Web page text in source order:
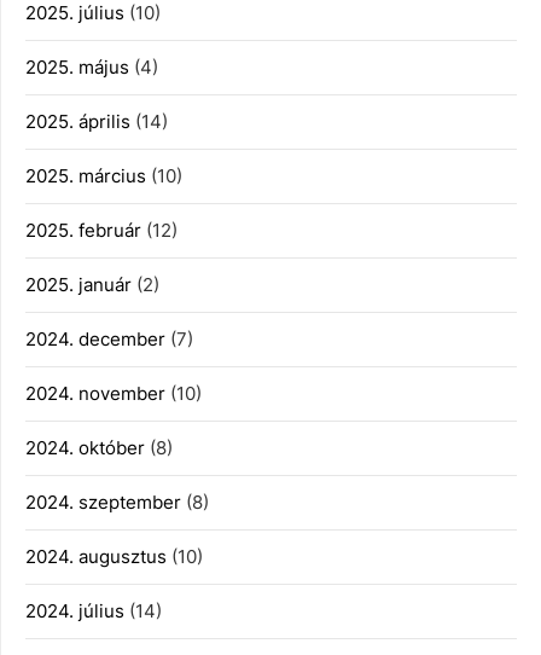
2025. július (10)
2025. május (4)
2025. április (14)
2025. március (10)
2025. február (12)
2025. január (2)
2024. december (7)
2024. november (10)
2024. október (8)
2024. szeptember (8)
2024. augusztus (10)
2024. július (14)